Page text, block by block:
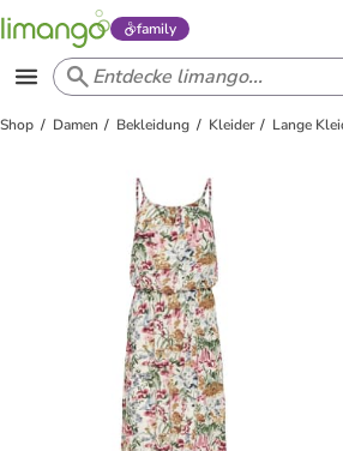
family
Shop Damen Bekleidung Kleider Lange